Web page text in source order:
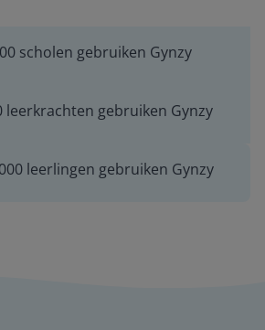
scholen gebruiken Gynzy
leerkrachten gebruiken Gynzy
leerlingen gebruiken Gynzy